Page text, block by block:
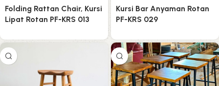
Folding Rattan Chair, Kursi
Lipat Rotan PF-KRS 013
Kursi Bar Anyaman Rotan
PF-KRS 029